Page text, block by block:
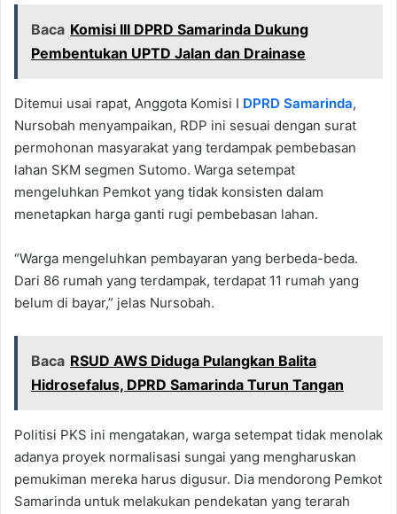
Baca Komisi III DPRD Samarinda Dukung
Pembentukan UPTD Jalan dan Drainase
Ditemui usai rapat, Anggota Komisi I DPRD Samarinda,
Nursobah menyampaikan, RDP ini sesuai dengan surat
permohonan masyarakat yang terdampak pembebasan
lahan SKM segmen Sutomo. Warga setempat
mengeluhkan Pemkot yang tidak konsisten dalam
menetapkan harga ganti rugi pembebasan lahan.
“Warga mengeluhkan pembayaran yang berbeda-beda.
Dari 86 rumah yang terdampak, terdapat 11 rumah yang
belum di bayar,” jelas Nursobah.
Baca RSUD AWS Diduga Pulangkan Balita
Hidrosefalus, DPRD Samarinda Turun Tangan
Politisi PKS ini mengatakan, warga setempat tidak menolak
adanya proyek normalisasi sungai yang mengharuskan
pemukiman mereka harus digusur. Dia mendorong Pemkot
Samarinda untuk melakukan pendekatan yang terarah